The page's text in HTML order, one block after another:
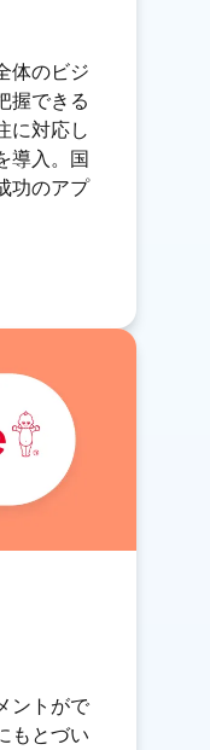
体のビジ
握できる
に対応し
導入。国
功のアプ
ントがで
もとづい